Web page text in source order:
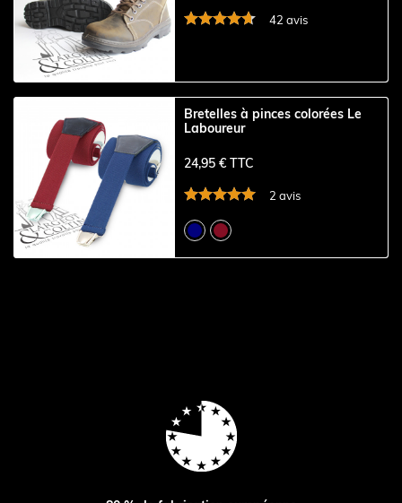
42 avis
Bretelles à pinces colorées Le
Laboureur
24,95 € TTC
2 avis